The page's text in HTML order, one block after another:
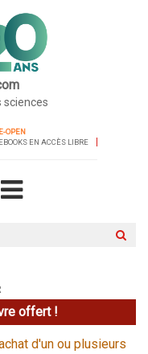
sciences
OPEN
EN ACCÈS LIBRE
offert !
d'un ou plusieurs